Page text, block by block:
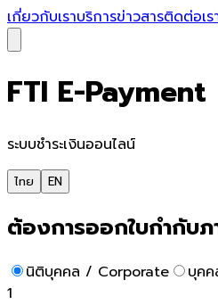
เกี่ยวกับเราบริการข่าวสารติดต่อเร
FTI E-Payment
ระบบชำระเงินออนไลน์
ไทย EN
ต้องการออกใบกำกับ
นิติบุคคล / Corporate
บุค
1